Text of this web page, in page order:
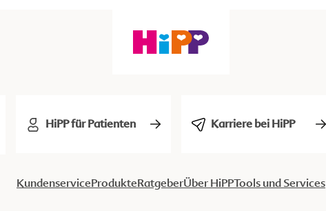
HiPP für Patienten Karriere bei HiPP
KundenserviceProdukteRatgeberÜber HiPPTools und Services